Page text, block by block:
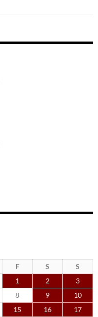
F S
S
1
2
3
8 9
10
15 16
17